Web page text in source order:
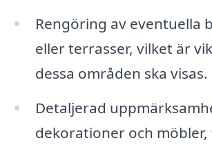
Rengöring av eventuella
eller terrasser, vilket är
dessa områden ska visas.
Detaljerad
dekorationer och